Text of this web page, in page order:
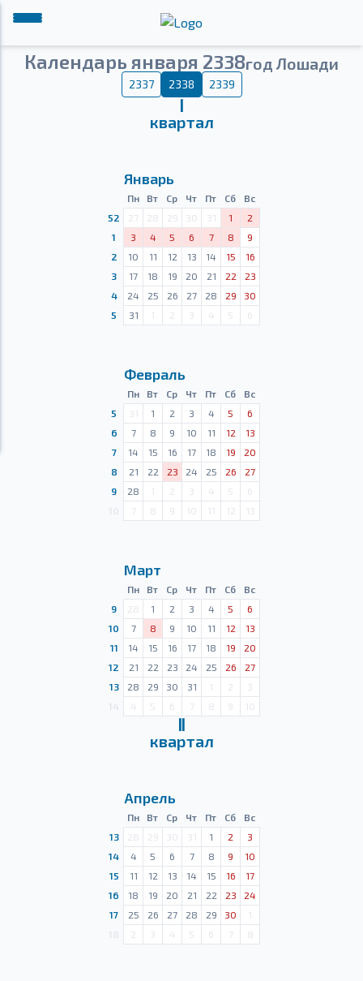
Календарь января 2338год Лошади
2337 2338 2339
Ⅰ
квартал
Январь
Пн Вт Ср Чт Пт Сб
Вс
52
27 28 29 30 31 1
2
1
3 4 5 6 7 8
9
2
10 11 12 13 14 15
16
3
17 18 19 20 21 22
23
4
24 25 26 27 28 29
30
5
31 1 2 3 4 5 6
Февраль
Пн Вт Ср Чт Пт Сб
Вс
5
31 1 2 3 4 5
6
6
7 8 9 10 11 12
13
7
14 15 16 17 18 19
20
8
21 22 23 24 25 26
27
9
28 1 2 3 4 5
6
7 8 9 10 11 12 13
Март
Пн Вт Ср Чт Пт Сб
Вс
9
28 1 2 3 4 5
6
10
7 8 9 10 11 12
13
11
14 15 16 17 18 19
20
12
21 22 23 24 25 26
27
13
28 29 30 31 1 2
3
4 5 6 7 8 9 10
Ⅱ
квартал
Апрель
Пн Вт Ср Чт Пт Сб
Вс
13
28 29 30 31 1 2
3
14
4 5 6 7 8 9
10
15
11 12 13 14 15 16
17
16
18 19 20 21 22 23
24
17
25 26 27 28 29 30
1
2 3 4 5 6 7 8